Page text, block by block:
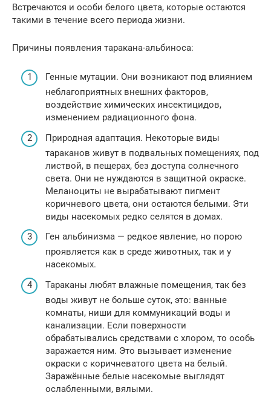
Встречаются и особи белого цвета, которые остаются
такими в течение всего периода жизни.
Причины появления таракана-альбиноса:
Генные мутации. Они возникают под влиянием
неблагоприятных внешних факторов,
воздействие химических инсектицидов,
изменением радиационного фона.
Природная адаптация. Некоторые виды
тараканов живут в подвальных помещениях, под
листвой, в пещерах, без доступа солнечного
света. Они не нуждаются в защитной окраске.
Меланоциты не вырабатывают пигмент
коричневого цвета, они остаются белыми. Эти
виды насекомых редко селятся в домах.
Ген альбинизма — редкое явление, но порою
проявляется как в среде животных, так и у
насекомых.
Тараканы любят влажные помещения, так без
воды живут не больше суток, это: ванные
комнаты, ниши для коммуникаций воды и
канализации. Если поверхности
обрабатывались средствами с хлором, то особь
заражается ним. Это вызывает изменение
окраски с коричневатого цвета на белый.
Заражённые белые насекомые выглядят
ослабленными, вялыми.